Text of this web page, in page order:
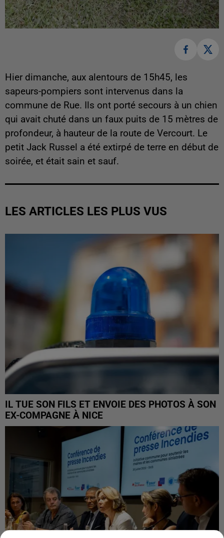
Hier dimanche, aux alentours de 15h45, les
sapeurs-pompiers sont intervenus dans la
commune de Rue. Ils ont porté secours à un chien
qui avait chuté dans un faux puits de 15 mètres de
profondeur, à hauteur de la route de Vercourt. Le
petit Jack Russel a été extirpé de terre en début de
soirée, et était sain et sauf.
LES ARTICLES LES PLUS VUS
IL TUE SON FILS ET ENVOIE DES PHOTOS À SON
EX-COMPAGNE À NICE